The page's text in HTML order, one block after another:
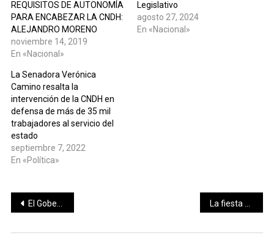
REQUISITOS DE AUTONOMÍA
PARA ENCABEZAR LA CNDH:
ALEJANDRO MORENO
noviembre 14, 2019
En «Nacional»
Legislativo
agosto 27, 2024
En «Nacional»
La Senadora Verónica
Camino resalta la
intervención de la CNDH en
defensa de más de 35 mil
trabajadores al servicio del
estado
septiembre 7, 2022
En «Política»
Navegación
de
El Gobernador Joaquín Díaz Mena realizó la primera compra del Buen Fin 2024